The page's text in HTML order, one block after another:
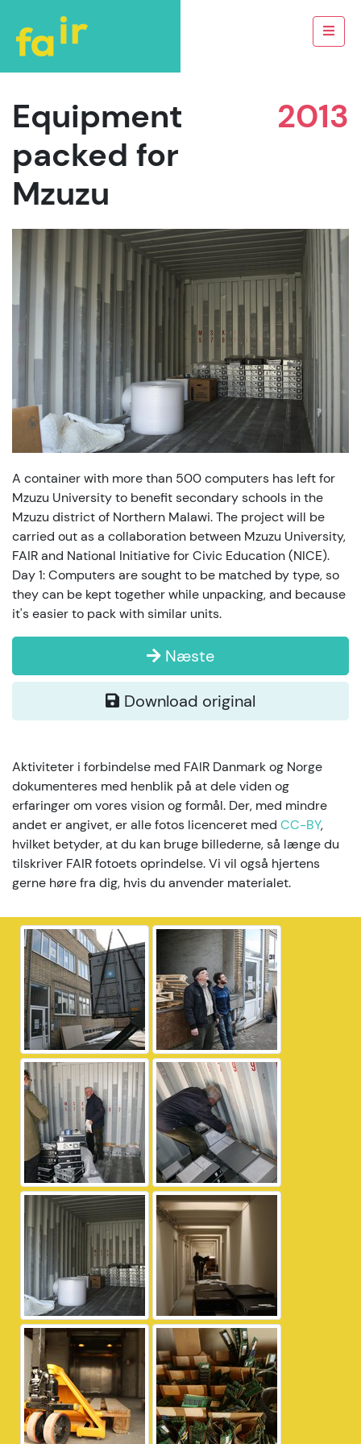
2013
Equipment
packed for
Mzuzu
A container with more than 500 computers has left for
Mzuzu University to benefit secondary schools in the
Mzuzu district of Northern Malawi. The project will be
carried out as a collaboration between Mzuzu University,
FAIR and National Initiative for Civic Education (NICE).
Day 1: Computers are sought to be matched by type, so
they can be kept together while unpacking, and because
it's easier to pack with similar units.
Næste
Download original
Aktiviteter i forbindelse med FAIR Danmark og Norge
dokumenteres med henblik på at dele viden og
erfaringer om vores vision og formål. Der, med mindre
andet er angivet, er alle fotos licenceret med CC-BY,
hvilket betyder, at du kan bruge billederne, så længe du
tilskriver FAIR fotoets oprindelse. Vi vil også hjertens
gerne høre fra dig, hvis du anvender materialet.